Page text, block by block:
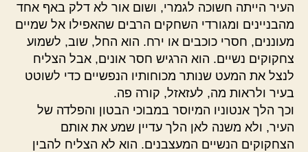
העיר הייתה חשוכה לגמרי, ושום אור לא דלק באף אחד
מהבניינים ומגורדי השחקים הרבים שהאפילו אל שמיים
מעוננים, חסרי כוכבים או ירח. הוא החל, שוב, לשמוע
צחקוקים נשיים. הוא הרגיש חסר אונים, אבל הצליח
לנצל את המעט שנותר מכוחותיו הנפשיים כדי לשוטט
בעיר ולראות מה, לעזאזל, קורה פה.
וכך הלך אנטוניו המיוסר במבוכי הבטון והפלדה של
העיר, ולא משנה לאן הלך עדיין שמע את אותם
הצחקוקים הנשיים המעצבנים. הוא לא הצליח להבין